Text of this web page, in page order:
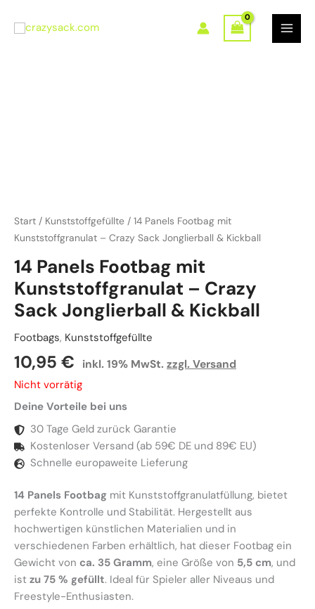
Inhalt
Start / Kunststoffgefüllte / 14 Panels Footbag mit
Kunststoffgranulat – Crazy Sack Jonglierball & Kickball
14 Panels Footbag mit
Kunststoffgranulat – Crazy
Sack Jonglierball & Kickball
Footbags, Kunststoffgefüllte
10,95 € inkl. 19% MwSt. zzgl. Versand
Nicht vorrätig
Deine Vorteile bei uns
30 Tage Geld zurück Garantie
Kostenloser Versand (ab 59€ DE und 89€ EU)
Schnelle europaweite Lieferung
14 Panels Footbag mit Kunststoffgranulatfüllung, bietet
perfekte Kontrolle und Stabilität. Hergestellt aus
hochwertigen künstlichen Materialien und in
verschiedenen Farben erhältlich, hat dieser Footbag ein
Gewicht von ca. 35 Gramm, eine Größe von 5,5 cm, und
ist zu 75 % gefüllt. Ideal für Spieler aller Niveaus und
Freestyle-Enthusiasten.